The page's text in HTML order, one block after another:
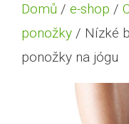
Domů / e-shop /
ponožky / Nízké
ponožky na jógu